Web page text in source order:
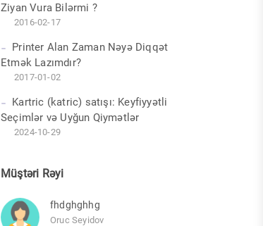
Ziyan Vura Bilərmi ?
2016-02-17
Printer Alan Zaman Nəyə Diqqət
Etmək Lazımdır?
2017-01-02
Kartric (katric) satışı: Keyfiyyətli
Seçimlər və Uyğun Qiymətlər
2024-10-29
Müştəri Rəyi
fhdghghhg
Oruc Seyidov